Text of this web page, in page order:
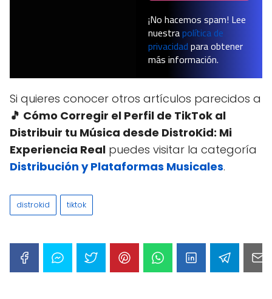
¡No hacemos spam! Lee
nuestrapolítica de
privacidadpara obtener
más información.
Si quieres conocer otros artículos parecidos a
🎵 Cómo Corregir el Perfil de TikTok al
Distribuir tu Música desde DistroKid: Mi
Experiencia Real puedes visitar la categoría
Distribución y Plataformas Musicales.
distrokid tiktok